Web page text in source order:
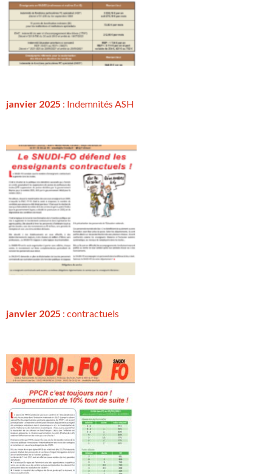
janvier 2025 : Indemnités ASH
janvier 2025 : contractuels